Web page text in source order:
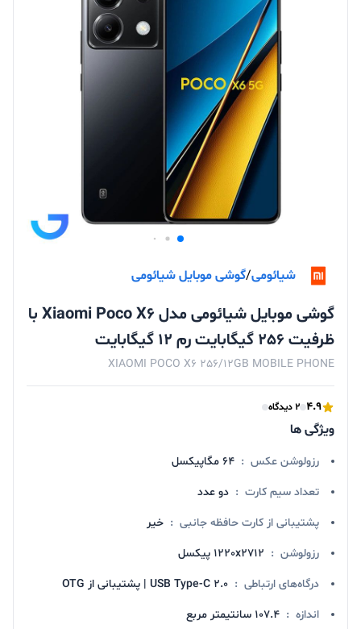
شیائومی/گوشی موبایل شیائومی
گوشی موبایل شیائومی مدل Xiaomi Poco X6 با
ظرفیت 256 گیگابایت رم 12 گیگابایت
XIAOMI POCO X6 256/12GB MOBILE PHONE
4.9 2 دیدگاه
ویژگی ها
رزولوشن عکس : 64 مگاپیکسل
تعداد سیم کارت : دو عدد
پشتیبانی از کارت حافظه جانبی : خیر
رزولوشن : 1220x2712 پیکسل
درگاه‌های ارتباطی : USB Type-C 2.0 | پشتیبانی از OTG
اندازه : 107.4 سانتیمتر مربع